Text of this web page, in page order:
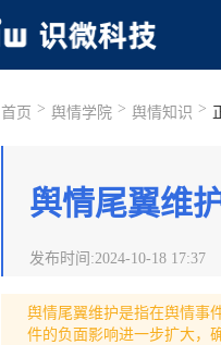
首页 > 舆情学院 > 舆情知识 >
舆情尾翼维
发布时间 :2024-10-18 17:37
舆情尾翼维护是指在舆情事
件的负面影响进一步扩大，